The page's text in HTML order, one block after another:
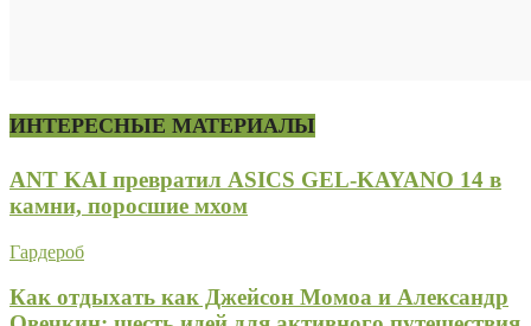
ИНТЕРЕСНЫЕ МАТЕРИАЛЫ
ANT KAI превратил ASICS GEL-KAYANO 14 в
камни, поросшие мхом
Гардероб
Как отдыхать как Джейсон Момоа и Александр